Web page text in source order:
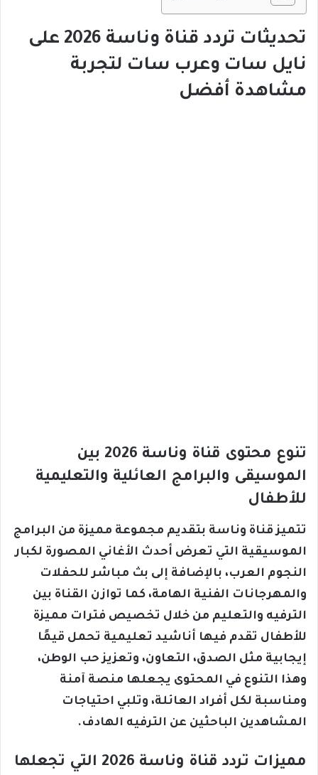
تحديثات تردد قناة وناسة 2026 على
نايل سات وعرب سات لتجربة
مشاهدة أفضل
تنوع محتوى قناة وناسة 2026 بين
الموسيقى والبرامج العائلية والتعليمية
للأطفال
تتميز قناة وناسة بتقديم مجموعة مميزة من البرامج
الموسيقية التي تعرض أحدث الأغاني المصورة لكبار
النجوم العرب، بالإضافة إلى بث مباشر للحفلات
والمهرجانات الفنية الهامة، كما توازن القناة بين
الترفيه والتعليم من خلال تخصيص فترات مميزة
للأطفال تقدم فيها أناشيد تعليمية تحمل قيمًا
إيجابية مثل الصدق، التعاون، وتعزيز حب الوطن،
وهذا التنوع في المحتوى يجعلها منصة آمنة
ومناسبة لكل أفراد العائلة، وتلبي احتياجات
المشاهدين الباحثين عن الترفيه الهادف.
مميزات تردد قناة وناسة 2026 التي تجعلها